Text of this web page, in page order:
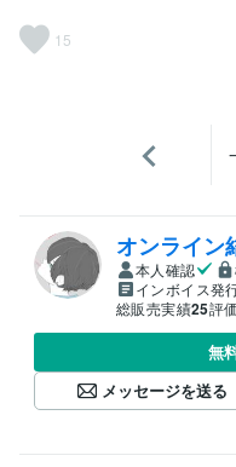
15
オンライン
本人確認
インボイス発
総販売実績25評価
無
メッセージを送る